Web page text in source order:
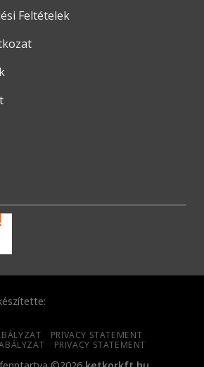
Feltételek
PRIVACY STATEMENT
PRIVACY STATEMENT